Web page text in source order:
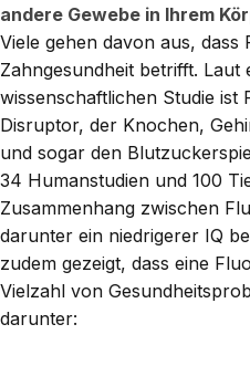
andere Gewebe in Ihrem
Viele gehen davon aus,
Zahngesundheit betrifft. Laut
wissenschaftlichen Studie
Disruptor, der Knochen,
und sogar den
34 Humanstudien und 100
Zusammenhang zwischen
darunter ein niedrigerer IQ
zudem gezeigt, dass eine
Vielzahl von
darunter: